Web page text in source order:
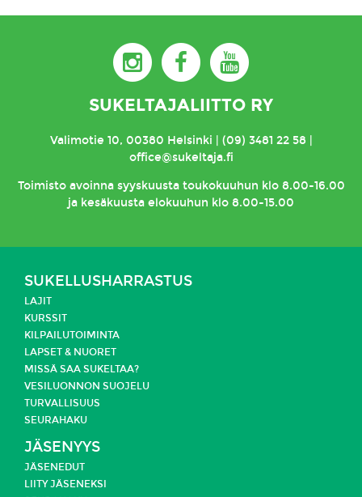
SUKELTAJALIITTO RY
Valimotie 10, 00380 Helsinki | (09) 3481 22 58 |
office@sukeltaja.fi
Toimistoavoinna syyskuusta toukokuuhun klo 8.00-16.00
ja kesäkuusta elokuuhun klo 8.00-15.00
SUKELLUSHARRASTUS
LAJIT
KURSSIT
KILPAILUTOIMINTA
LAPSET & NUORET
MISSÄ SAA SUKELTAA?
VESILUONNON SUOJELU
TURVALLISUUS
SEURAHAKU
JÄSENYYS
JÄSENEDUT
LIITY JÄSENEKSI